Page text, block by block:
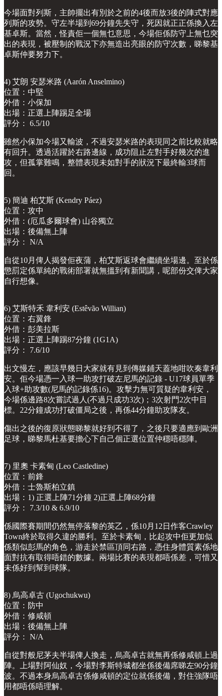
今場面對列斯，主帥擺出有別於之前的4後而放3後的陣式對應
列斯的攻勢。守左半場到69分鐘先失守，死因就正正係換入左
基卓斯。當然，怪責佢一個無乜意思，今場佢係防守上無乜突
出的表現，被壓制的戰況下亦無造出亮眼的防守次數，睇黎基
卓斯仲要努力下。
4) 艾朗 安瑟米路 (Aarón Anselmino)
位置：中堅
外借：小保加
出場：正選上陣踢足全場
評分： 6.5/10
雖然小保加今場又輸波，不過安瑟米路的表現同之前比較就略
有回升。透過活躍於右路邊線，成功阻止左對手好幾次的進
攻，但孤掌難鳴，整體表現未如對手的狀況下最終輸3球而
回。
5) 簡迪 柏艾斯 (Kendry Páez)
位置：攻中
外借：(厄瓜多爾球會) 山谷獨立
出場：後備無上陣
評分： N/A
自從10月俾人揭發佢夜蒲，柏艾斯返球會繼續坐場邊。至於係
懲罰定係單純的戰術部署就無搵到有新聞講，呢部份交俾大家
自行想像。
6) 艾斯特禾 韋利安 (Estêvão Willian)
位置：右翼鋒
外借：彭美拉斯
出場：正選上陣踢87分鐘 (1G1A)
評分： 7.6/10
出文慢左，應該早幾日大家就有見到傳媒鋪天蓋地咁吹奏韋利
安。佢今場憑一入球一助攻打破左尼馬的記錄 - U17球員單季
入球+助攻數(尼馬的記錄係16)。攻擊力無可質疑的韋利安，
今場係邊路8次嘗試過人(不過只成功3次)；3次射門2次中目
標。22分鐘成功打破僵局之後，再係44分鐘助攻隊友。
傷出之後的復原狀態睇黎就好到不得了，之後只要適應到歐洲
足球，睇黎馬杜基要擔心下自己個正選位置仲穩唔穩陣。
7) 里奧 卡素甸 (Leo Castledine)
位置：前鋒
外借：士魯斯柏立鎮
出場：1) 正選上陣71分鐘 2)正選上陣68分鐘
評分： 7.3/10 & 6.9/10
係國際賽期間仍然無停落黎的英乙，係10月12日作客Crawley
Town終於取得久違的勝利。至於卡素甸，比起攻中佢更加似
係類似彭馬的角色，游走於禁區頂同右路，憑住身體質素係地
面對抗有取得唔錯的數據。兩場比賽的表現都唔係差，可惜又
未係好到幫到球隊。
8) 烏高卓古 (Ugochukwu)
位置：防中
外借：修咸頓
出場：後備無上陣
評分： N/A
自從對般尼茅夫半場俾人換走，烏高卓古就無再係修咸頓上過
陣。上場對阿仙奴，今場對李斯特城都坐係後備席睇左90分鐘
波。不過本身烏高卓古係修咸頓的定位就係後備，對住強隊唔
用都唔係唔理解。